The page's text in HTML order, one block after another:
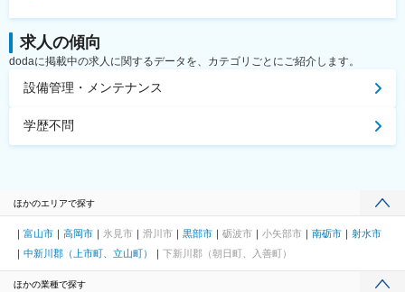
求人の傾向
dodaに掲載中の求人に関するデータを、カテゴリごとにご紹介します。
設備管理・メンテナンス
学歴不問
ほかのエリアで探す
富山市 高岡市 氷見市 滑川市 黒部市 砺波市 小矢部市 南砺市
射水市
中新川郡（上市町、立山町）
下新川郡（朝日町、入善町）
ほかの業種で探す